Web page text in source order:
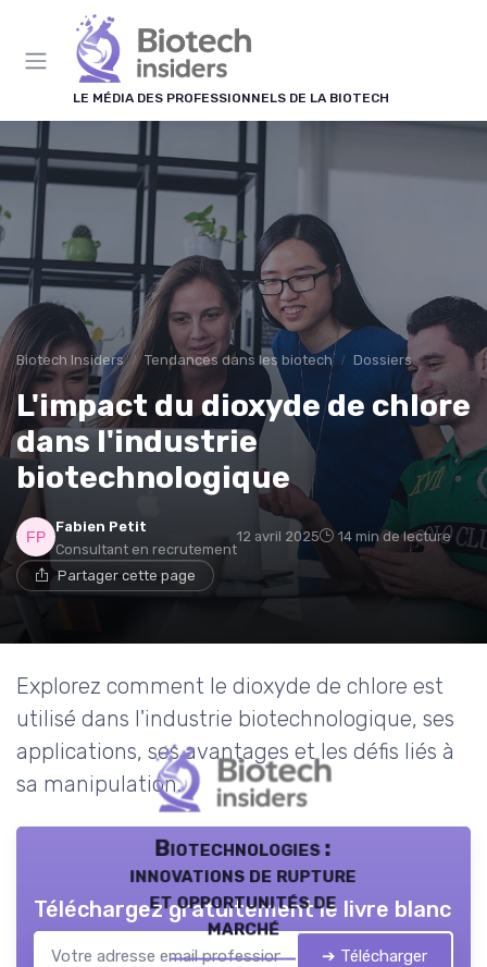
LE MÉDIA DES PROFESSIONNELS DE LA BIOTECH
Biotech Insiders Tendances dans les biotech Dossiers
L'impact du dioxyde de chlore
dans l'industrie
biotechnologique
Fabien Petit
Consultant en recrutement
12 avril 2025 14 min de lecture
Partager cette page
Explorez comment le dioxyde de chlore est
utilisé dans l'industrie biotechnologique, ses
applications, ses avantages et les défis liés à
sa manipulation.
Biotechnologies :
innovations de rupture
et opportunités de
marché
Téléchargez gratuitement le livre blanc
➔ Télécharger
Panneau de gestion des cookies